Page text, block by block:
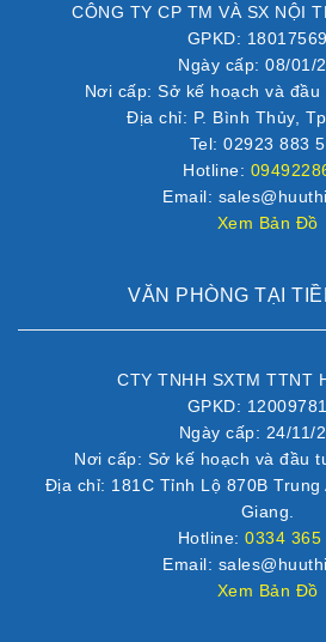
CÔNG TY CP TM VÀ SX NỘI
GPKD:
Ngày cấp: 08/01/
Nơi cấp: Sở kế hoạch và
Địa chỉ: P. Bình Thủy,
Tel: 02923 883
Hotline:
Email:
Xem Bản Đồ
VĂN PHÒNG TẠI
CTY TNHH SXTM TTNT
GPKD:
Ngày cấp: 24/11/
Nơi cấp: Sở kế hoạch và đầu
Địa chỉ: 181C Tỉnh Lộ 870B Trung
Giang.
Hotline:0334 365
Email:
Xem Bản Đồ